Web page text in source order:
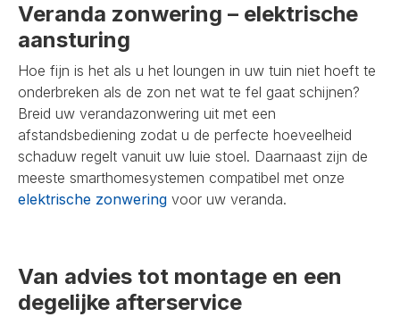
Veranda zonwering – elektrische
aansturing
Hoe fijn is het als u het loungen in uw tuin niet hoeft te
onderbreken als de zon net wat te fel gaat schijnen?
Breid uw verandazonwering uit met een
afstandsbediening zodat u de perfecte hoeveelheid
schaduw regelt vanuit uw luie stoel. Daarnaast zijn de
meeste smarthomesystemen compatibel met onze
elektrische zonwering voor uw veranda.
Van advies tot montage en een
degelijke afterservice